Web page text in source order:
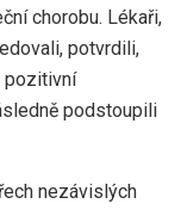
chorobu. Lékaři,
potvrdili,
pozitivní
podstoupili
nezávislých